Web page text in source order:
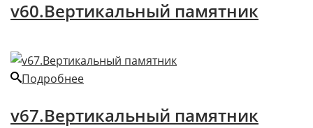
v60.Вертикальный памятник
Подробнее
v67.Вертикальный памятник